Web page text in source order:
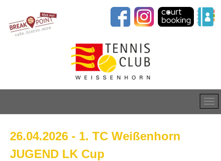
26.04.2026 - 1. TC Weißenhorn
JUGEND LK Cup